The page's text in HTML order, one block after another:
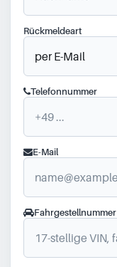
Rückmeldeart
Telefonnummer
E-Mail
Fahrgestellnummer